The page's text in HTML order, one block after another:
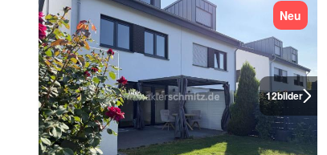
12bilder
Neu